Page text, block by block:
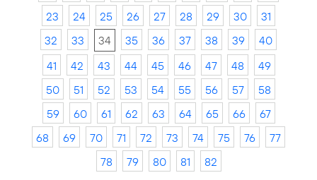
23
24 25 26 27 28 29 30
31
32
33 34 35 36 37 38 39
40
41
42 43 44 45 46 47 48
49
50
51 52 53 54 55 56 57
58
59
60 61 62 63 64 65 66
67
68
69 70 71 72 73 74 75 76
77
78
79 80 81 82